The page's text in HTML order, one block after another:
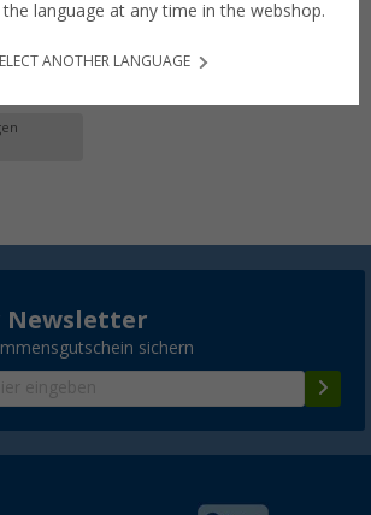
Newsletter
sichern
the language at any time in the webshop.
ANOTHER LANGUAGE